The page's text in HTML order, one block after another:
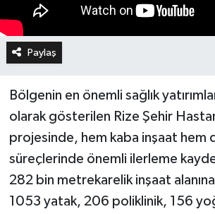
Paylaş
Bölgenin en önemli sağlık
olarak gösterilen Rize Şehir
projesinde, hem kaba inşaat hem
süreçlerinde önemli ilerleme
282 bin metrekarelik inşaat
1053 yatak, 206 poliklinik, 156